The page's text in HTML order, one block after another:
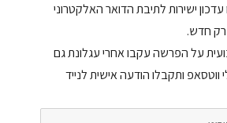
ישירות לתיבת הדואר האלקטרוני
חדש.
על הפרשה עקבו אחרי עגלונת גם
ווטסאפ ותקבלו הודעה אישית לנייד